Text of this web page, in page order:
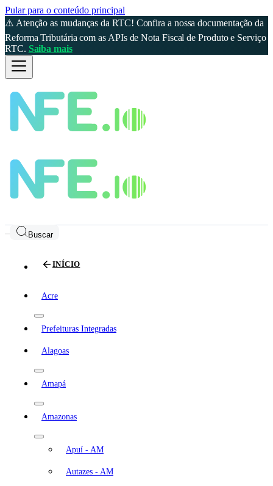
Pular para o conteúdo principal
⚠️ Atenção as mudanças da RTC! Confira a nossa documentação da
Reforma Tributária com as APIs de Nota Fiscal de Produto e Serviço
RTC. Saiba mais
Buscar
INÍCIO
Acre
Prefeituras Integradas
Alagoas
Amapá
Amazonas
Apuí - AM
Autazes - AM